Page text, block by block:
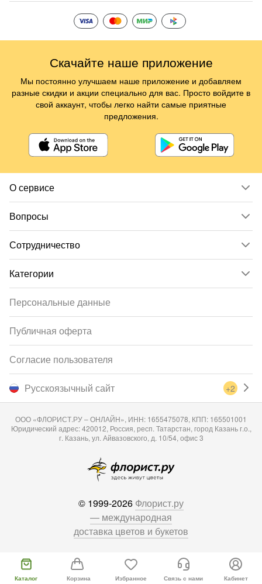
О сервисе
Вопросы
Сотрудничество
Категории
Русскоязычный сайт +2
Персональные данные
Публичная оферта
Согласие пользователя
ООО «ФЛОРИСТ.РУ – ОНЛАЙН», ИНН: 1655475078, КПП: 165501001
Юридический адрес: 420012, Россия, респ. Татарстан, город Казань г.о.,
г. Казань, ул. Айвазовского, д. 10/54, офис 3
© 1999-2026 Флорист.ру
— международная
доставка цветов и букетов
Скачайте наше приложение
Мы постоянно улучшаем наше приложение и добавляем
разные скидки и акции специально для вас. Просто войдите в
свой аккаунт, чтобы легко найти самые приятные
предложения.
Каталог Корзина Избранное Связь с нами Кабинет